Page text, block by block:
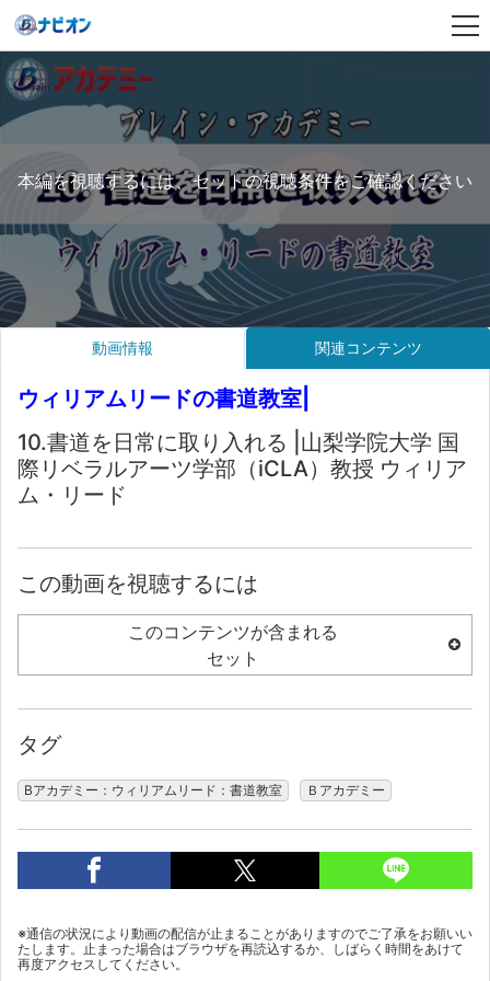
本編を視聴するには、セットの視聴条件をご確認ください
動画情報 関連コンテンツ
ウィリアムリードの書道教室|
10.書道を日常に取り入れる |山梨学院大学 国
際リベラルアーツ学部（iCLA）教授 ウィリア
ム・リード
この動画を視聴するには
このコンテンツが含まれる
セット
タグ
Bアカデミー：ウィリアムリード：書道教室 Ｂアカデミー
※通信の状況により動画の配信が止まることがありますのでご了承をお願いい
たします。止まった場合はブラウザを再読込するか、しばらく時間をあけて
再度アクセスしてください。